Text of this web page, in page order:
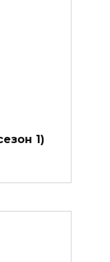
1)